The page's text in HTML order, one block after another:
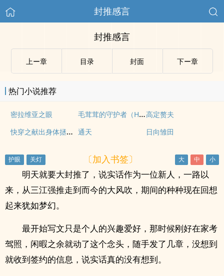
封推感言
封推感言
上ー章 目录 封面 下ー章
热门小说推荐
密拉维亚之眼 毛茸茸的守护者（H 人外 短篇合集）高定赘夫
快穿之献出身体拯救山君（BG，微sm，1v1） 通天 日向雏田
〔加入书签〕
明天就要大封推了，说实话作为一位新人，一路以
来，从三江强推走到而今的大风吹，期间的种种现在回想
起来犹如梦幻。
最开始写文只是个人的兴趣爱好，那时候刚好在家考
驾照，闲暇之余就动了这个念头，随手发了几章，没想到
就收到签约的信息，说实话真的没有想到。